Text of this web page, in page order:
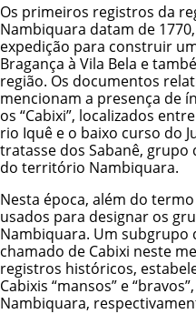
Os primeiros registros da
Nambiquara datam de
expedição para construir
Bragança à Vila Bela e
região. Os documentos
mencionam a presença de
os “Cabixi”, localizados
rio Iquê e o baixo curso do
tratasse dos Sabanê,
do território Nambiquara.
Nesta época, além do
usados para designar os
Nambiquara. Um subgrupo
chamado de Cabixi neste
registros históricos,
Cabixis “mansos” e
Nambiquara,